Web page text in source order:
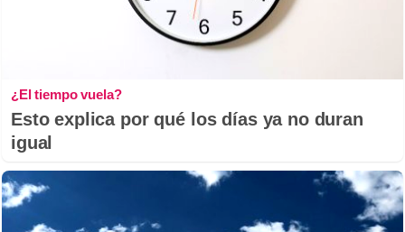
¿El tiempo vuela?
Esto explica por qué los días ya no duran
igual